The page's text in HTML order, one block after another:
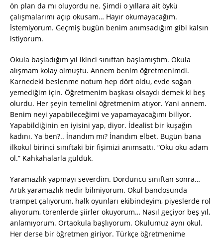
ön plan da mı oluyordu ne. Şimdi o yıllara ait öykü
çalışmalarımı açıp okusam… Hayır okumayacağım.
İstemiyorum. Geçmiş bugün benim anımsadığım gibi kalsın
istiyorum.
Okula başladığım yıl ikinci sınıftan başlamıştım. Okula
alışmam kolay olmuştu. Annem benim öğretmenimdi.
Karnedeki beslenme notum hep dört oldu, evde soğan
yemediğim için. Öğretmenim başkası olsaydı demek ki beş
olurdu. Her şeyin temelini öğretmenim atıyor. Yani annem.
Benim neyi yapabileceğimi ve yapamayacağımı biliyor.
Yapabildiğinin en iyisini yap, diyor. İdealist bir kuşağın
kadını. Ya ben?.. İnandım mı? İnandım elbet. Bugün bana
ilkokul birinci sınıftaki bir fişimizi anımsattı. “Oku oku adam
ol.” Kahkahalarla güldük.
Yaramazlık yapmayı severdim. Dördüncü sınıftan sonra…
Artık yaramazlık nedir bilmiyorum. Okul bandosunda
trampet çalıyorum, halk oyunları ekibindeyim, piyeslerde rol
alıyorum, törenlerde şiirler okuyorum… Nasıl geçiyor beş yıl,
anlamıyorum. Ortaokula başlıyorum. Okulumuz aynı okul.
Her derse bir öğretmen giriyor. Türkçe öğretmenime